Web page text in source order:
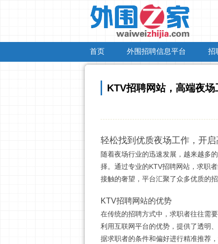
首页 外围招聘信息平台 招
KTV招聘网站，高端夜场
轻松找到优质夜场工作，开
随着夜场行业的迅速发展，越来越多
择。通过专业的KTV招聘网站，求职
接触的奢望，平台汇聚了众多优质的
KTV招聘网站的优势
在传统的招聘方式中，求职者往往需
利用互联网平台的优势，提供了透明
据求职者的条件和偏好进行精准推荐